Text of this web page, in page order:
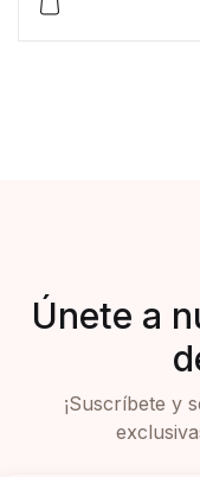
Únete a
¡Suscríbete y